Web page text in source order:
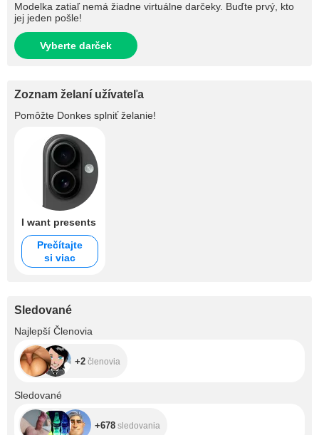
Modelka zatiaľ nemá žiadne virtuálne darčeky. Buďte prvý, kto
jej jeden pošle!
Vyberte darček
Zoznam želaní užívateľa
Pomôžte Donkes splniť želanie!
I want presents
Prečítajte
si viac
Sledované
Najlepší Členovia
+2 členovia
Sledované
+678 sledovania